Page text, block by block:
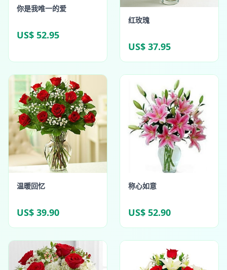
你是我唯一的爱
US$ 52.95
红玫瑰
US$ 37.95
温暖回忆
US$ 39.90
称心如意
US$ 52.90